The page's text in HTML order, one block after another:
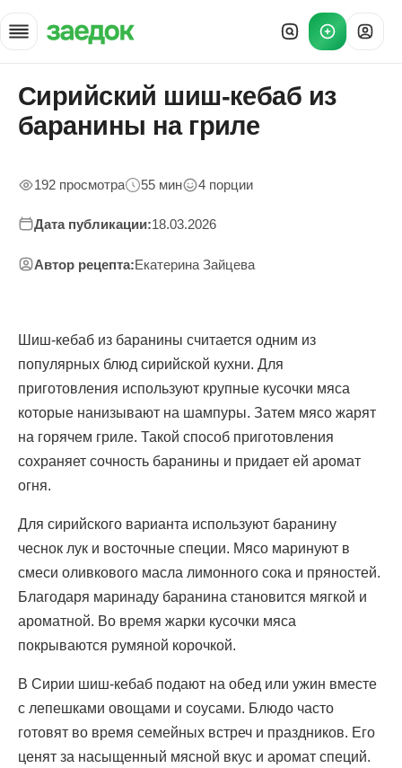
Главная
»
Рецепты
Сирийский шиш-кебаб из
баранины на гриле
192 просмотра 55 мин 4 порции
Дата публикации:18.03.2026
Автор рецепта:Екатерина Зайцева
Шиш-кебаб из баранины считается одним из
популярных блюд сирийской кухни. Для
приготовления используют крупные кусочки мяса
которые нанизывают на шампуры. Затем мясо жарят
на горячем гриле. Такой способ приготовления
сохраняет сочность баранины и придает ей аромат
огня.
Для сирийского варианта используют баранину
чеснок лук и восточные специи. Мясо маринуют в
смеси оливкового масла лимонного сока и пряностей.
Благодаря маринаду баранина становится мягкой и
ароматной. Во время жарки кусочки мяса
покрываются румяной корочкой.
В Сирии шиш-кебаб подают на обед или ужин вместе
с лепешками овощами и соусами. Блюдо часто
готовят во время семейных встреч и праздников. Его
ценят за насыщенный мясной вкус и аромат специй.